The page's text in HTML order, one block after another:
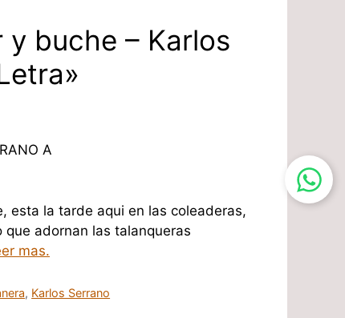
y buche – Karlos
A
esta la tarde aqui en las coleaderas,
adornan las talanqueras
mas.
, Karlos Serrano